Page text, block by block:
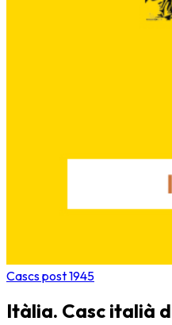
Cascs post 1945
Itàlia. Casc italià